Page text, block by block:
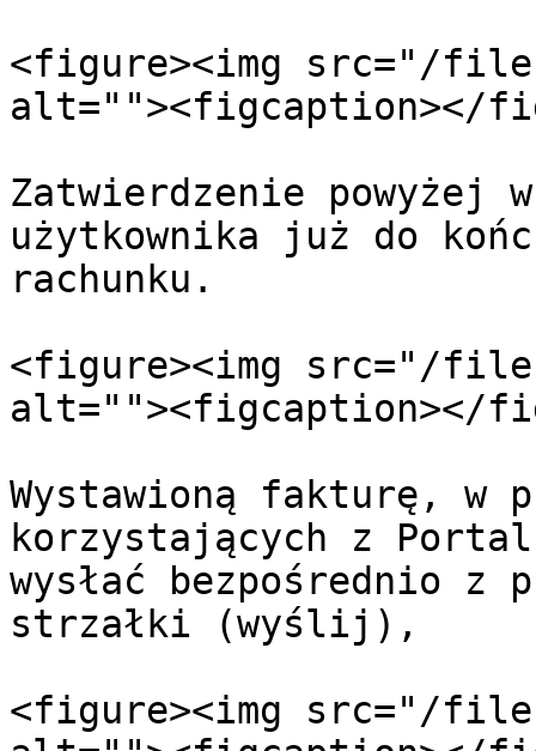
<figure><img src="/
alt=""><figcaption></
Zatwierdzenie powyżej
użytkownika już do
rachunku.
<figure><img src="/files/
alt=""><figcaption></
Wystawioną fakturę, w
korzystających z
wysłać bezpośrednio z
strzałki (wyślij),
<figure><img src="/files/